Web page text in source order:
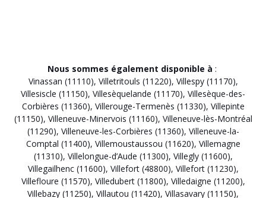
Nous sommes également disponible à :
Vinassan (11110), Villetritouls (11220), Villespy (11170),
Villesiscle (11150), Villesèquelande (11170), Villesèque-des-
Corbières (11360), Villerouge-Termenès (11330), Villepinte
(11150), Villeneuve-Minervois (11160), Villeneuve-lès-Montréal
(11290), Villeneuve-les-Corbières (11360), Villeneuve-la-
Comptal (11400), Villemoustaussou (11620), Villemagne
(11310), Villelongue-d’Aude (11300), Villegly (11600),
Villegailhenc (11600), Villefort (48800), Villefort (11230),
Villefloure (11570), Villedubert (11800), Villedaigne (11200),
Villebazy (11250), Villautou (11420), Villasavary (11150),